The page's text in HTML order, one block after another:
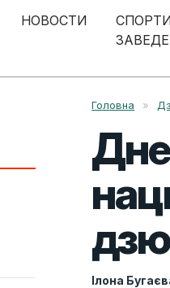
НОВОСТИ
Головна »
Ілона